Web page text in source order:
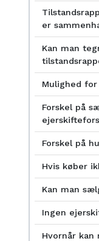
er
Kan man
Mulighed
Forskel på
Forskel på
Hvis køber
Kan man
Ingen
Hvornår kan